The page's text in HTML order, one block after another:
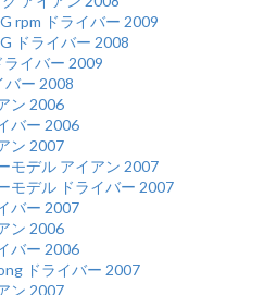
rpm ドライバー 2009
ドライバー 2008
ライバー 2009
バー 2008
ン 2006
バー 2006
ン 2007
モデル アイアン 2007
モデル ドライバー 2007
バー 2007
ン 2006
バー 2006
ドライバー 2007
ン 2007